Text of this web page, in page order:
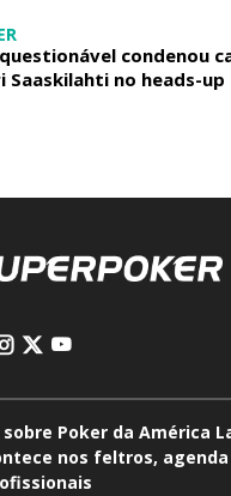
condenou
Saaskilahti no heads-up
Poker da América
nos feltros,